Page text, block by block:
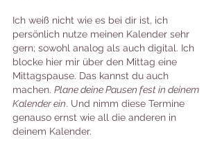
Ich weiß nicht wie es bei dir ist, ich
persönlich nutze meinen Kalender sehr
gern; sowohl analog als auch digital. Ich
blocke hier mir über den Mittag eine
Mittagspause. Das kannst du auch
machen. Plane deine Pausen fest in deinem
Kalender ein. Und nimm diese Termine
genauso ernst wie all die anderen in
deinem Kalender.